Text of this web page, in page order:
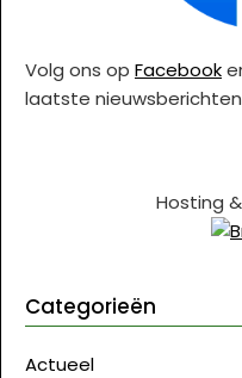
Volg ons op Facebook
laatste
Hosting
Categorieën
Actueel